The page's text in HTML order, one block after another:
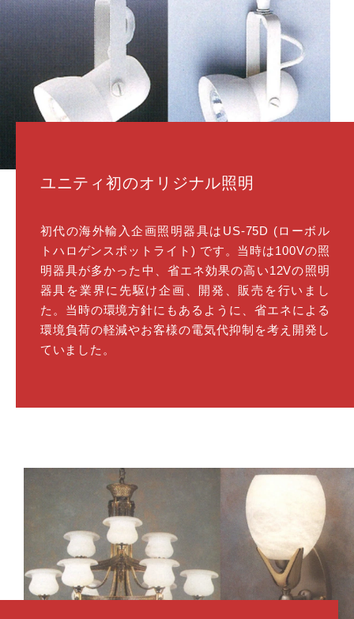
ユニティ初のオリジナル照明
初代の海外輸入企画照明器具はUS-75D (ローボル
トハロゲンスポットライト) です。当時は100Vの照
明器具が多かった中、省エネ効果の高い12Vの照明
器具を業界に先駆け企画、開発、販売を行いまし
た。当時の環境方針にもあるように、省エネによる
環境負荷の軽減やお客様の電気代抑制を考え開発し
ていました。